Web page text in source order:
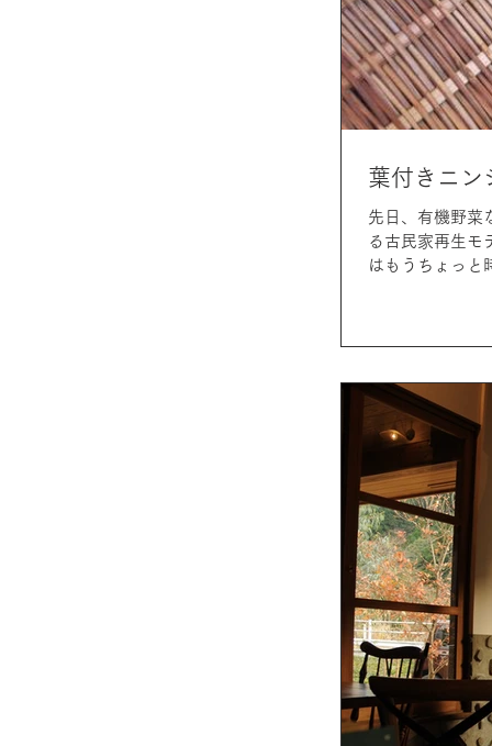
葉付きニン
先日、有機野菜
る古民家再生モ
はもうちょっと